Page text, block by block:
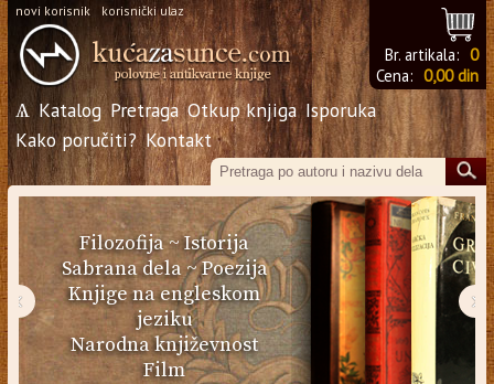
novi korisnik korisnički ulaz
Br. artikala: 0
Cena: 0,00 din
Ѧ Katalog Pretraga Otkup knjiga Isporuka
Kako poručiti? Kontakt
Filozofija~Istorija
Sabrana dela~Poezija
Knjige na engleskom
jeziku
Narodna književnost
Film
‹ ›